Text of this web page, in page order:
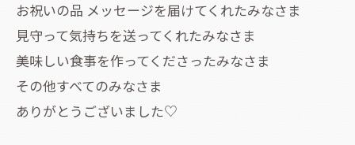
お祝いの品 メッセージを届けてくれたみなさま
見守って気持ちを送ってくれたみなさま
美味しい食事を作ってくださったみなさま
その他すべてのみなさま
ありがとうございました♡